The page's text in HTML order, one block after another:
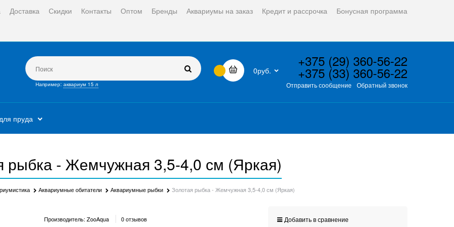
Доставка Скидки Контакты Оптом Бренды Аквариумы на заказ Кредит и рассрочка Бонусная программа
Например: аквариум 15 л
0руб.
+375 (29) 360-56-22
+375 (33) 360-56-22
Отправить сообщение Обратный звонок
пруда
рыбка - Жемчужная 3,5-4,0 см (Яркая)
Аквариумные обитатели Аквариумные рыбки Золотая рыбка - Жемчужная 3,5-4,0 см (Яркая)
Производитель: ZooAqua 0 отзывов Добавить в сравнение